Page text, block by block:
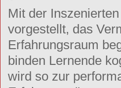
Mit der
vorgestellt, das
Erfahrungsraum
binden Lernende
wird so zur